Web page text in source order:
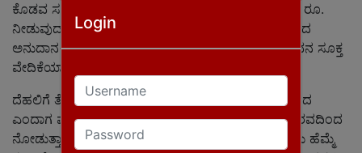
Login
Username
Password
ಕೊಡವ ಸಮಾಜದ ಭವನಕ್ಕೆ ಸಂಸದರ ಅನುದಾನದಲ್ಲಿ ೨೫ ಲಕ್ಷ ರೂ.
ನೀಡುವುದಾಗಿ ಘೋಷಿಸಿ, ಇದು ಕೊಡವರಿಗೆ ಸಲ್ಲಬೇಕಾದ ಗೌರವದ
ಅನುದಾನ ಎಂದರಲ್ಲದೇ, ಕೊಡವ ಸಂಸ್ಕೃತಿ ಸಂರಕ್ಷಣೆಗೆ ಈ ಭವನ ಸೂಕ್ತ
ವೇದಿಕೆಯಾಗಲಿ ಎಂದು ಹಾರೈಸಿದರು.
ದೆಹಲಿಗೆ ತೆರಳಿದಾಗಲೆಲ್ಲಾ ತಾನು ಕೊಡಗನ್ನು ಪ್ರತಿನಿಧಿಸುವ ಸಂಸದ
ಎಂದಾಗ ಪ್ರತೀಯೊರ್ವರೂ ಕೊಡಗಿನ ಹೆಸರು ಕೇಳಿದೊಡನೆ ಗೌರವದಿಂದ
ನೋಡುತ್ತಾರೆ. ಕೊಡಗಿನ ಕೀರ್ತಿ ಸರ್ವರಿಗೂ ಪರಿಚಿತವಾಗಿರುವುದು ಹೆಮ್ಮೆ